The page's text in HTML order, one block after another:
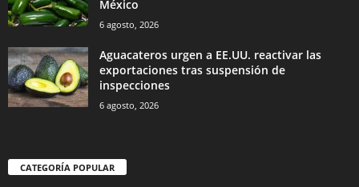
México
6 agosto, 2026
Aguacateros urgen a EE.UU. reactivar las
exportaciones tras suspensión de
inspecciones
6 agosto, 2026
CATEGORÍA POPULAR